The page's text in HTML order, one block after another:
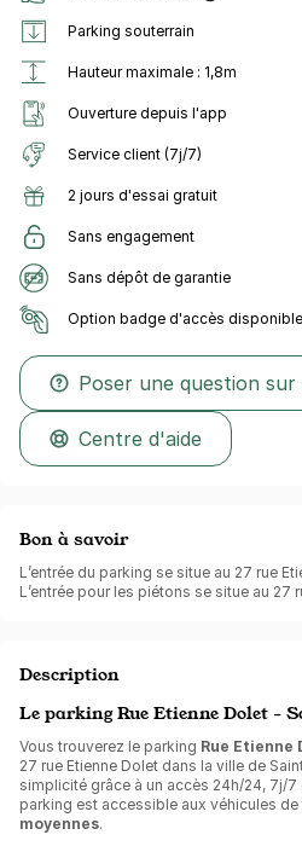
Parking souterrain
Hauteur maximale : 1,8m
Ouverture depuis l'app
Service client (7j/7)
2 jours d'essai gratuit
Sans engagement
Sans dépôt de garantie
Option badge d'accès disponible
Poser une question sur
Centre d'aide
Bon à savoir
L’entrée du parking se situe au 27 rue
L’entrée pour les piétons se situe au 27
Description
Le parking Rue Etienne Dolet -
Vous trouverez le parking Rue Etienne
27 rue Etienne Dolet dans la ville de
simplicité grâce à un accès 24h/24, 7j/7
parking est accessible aux véhicules
moyennes.